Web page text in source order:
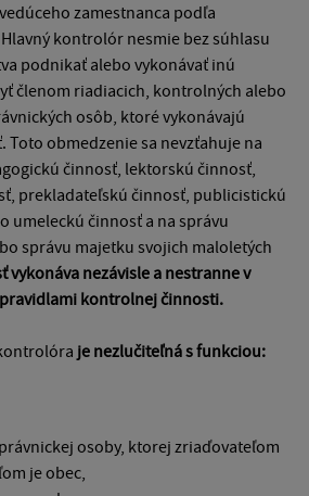
zamestnanca podľa
kontrolór nesmie bez súhlasu
podnikať alebo vykonávať inú
členom riadiacich, kontrolných alebo
osôb, ktoré vykonávajú
obmedzenie sa nevzťahuje na
činnosť, lektorskú činnosť,
prekladateľskú činnosť, publicistickú
umeleckú činnosť a na správu
správu majetku svojich maloletých
vykonáva nezávisle a nestranne v
kontrolnej činnosti.
je nezlučiteľná s funkciou:
osoby, ktorej zriaďovateľom
je obec,